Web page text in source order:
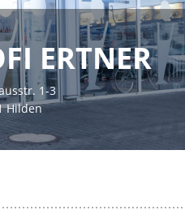
ERTNER
1-3
Hilden